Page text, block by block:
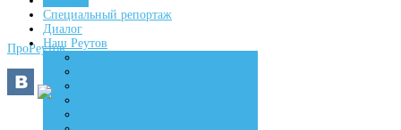
16+
ПроРеутов
Специальный репортаж
Диалог
Наш Реутов